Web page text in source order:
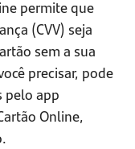
permite que
(CVV) seja
sem a sua
precisar, pode
pelo app
Online,